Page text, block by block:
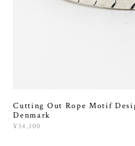
Cutting Out Rope Motif
Denmark
¥34,100